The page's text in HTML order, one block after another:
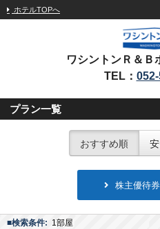
ホテルTOPへ
ワシントンＲ＆Ｂ
TEL：
プラン一覧
おすすめ順
株主優待
■検索条件: 1部屋